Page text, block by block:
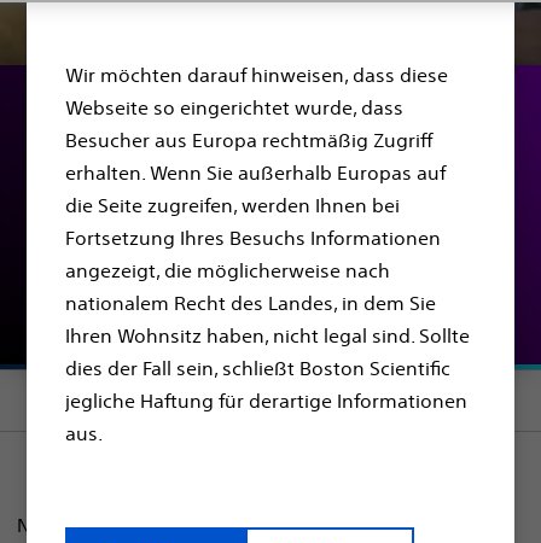
Wir möchten darauf hinweisen, dass diese
Webseite so eingerichtet wurde, dass
Besucher aus Europa rechtmäßig Zugriff
erhalten. Wenn Sie außerhalb Europas auf
die Seite zugreifen, werden Ihnen bei
Fortsetzung Ihres Besuchs Informationen
angezeigt, die möglicherweise nach
nationalem Recht des Landes, in dem Sie
Ihren Wohnsitz haben, nicht legal sind. Sollte
dies der Fall sein, schließt Boston Scientific
jegliche Haftung für derartige Informationen
aus.
Vorbereitung auf die
Implantation Ihres
Defibrillators | S-ICD-
System
Section menu
Nach Auswahl des Defibrillatortyps ist der nächste